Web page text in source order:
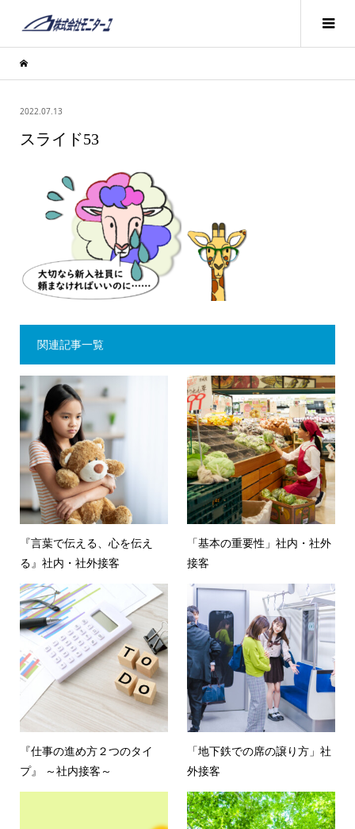
2022.07.13
スライド53
関連記事一覧
『言葉で伝える、心を伝え
る』社内・社外接客
「基本の重要性」社内・社外
接客
『仕事の進め方２つのタイ
プ』 ～社内接客～
「地下鉄での席の譲り方」社
外接客